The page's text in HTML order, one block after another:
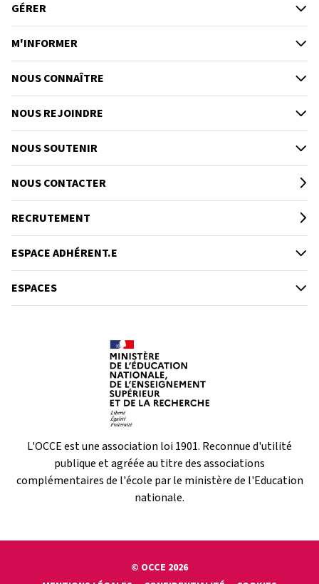
GÉRER
M'INFORMER
NOUS CONNAÎTRE
NOUS REJOINDRE
NOUS SOUTENIR
NOUS CONTACTER
RECRUTEMENT
ESPACE ADHÉRENT.E
ESPACES
L'OCCE est une association loi 1901. Reconnue d'utilité
publique et agréée au titre des associations
complémentaires de l'école par le ministère de l'Education
nationale.
© OCCE 2026